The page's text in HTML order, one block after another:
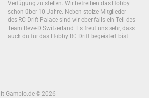
Verfügung zu stellen. Wir betreiben das Hobby
schon über 10 Jahre. Neben stolze Mitglieder
des RC Drift Palace sind wir ebenfalls ein Teil des
Team Reve-D Switzerland. Es freut uns sehr, dass
auch du für das Hobby RC Drift begeistert bist.
Gambio.de © 2026